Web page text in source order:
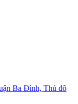
Ba Đình, Thủ đô